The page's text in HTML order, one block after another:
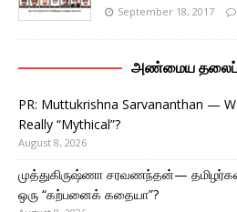
September 18, 2017
அண்மைய
PR: Muttukrishna Sarvananthan —
Really “Mythical”?
August 8, 2026
முத்துகிருஷ்ணா சரவணந்தன்—
ஒரு “கற்பனைக் கதையா”?